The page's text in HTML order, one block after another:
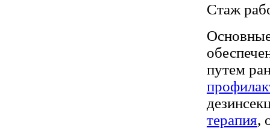
Стаж
путем
терапия,